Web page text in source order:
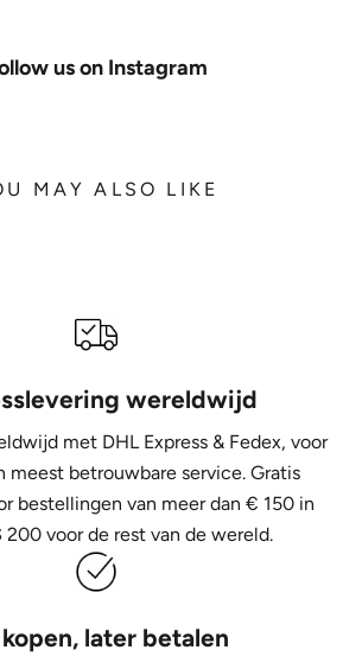
us on Instagram
MAY ALSO LIKE
wereldwijd
met DHL Express & Fedex, voor
meest betrouwbare service. Gratis
bestellingen van meer dan € 150 in
200 voor de rest van de wereld.
later betalen